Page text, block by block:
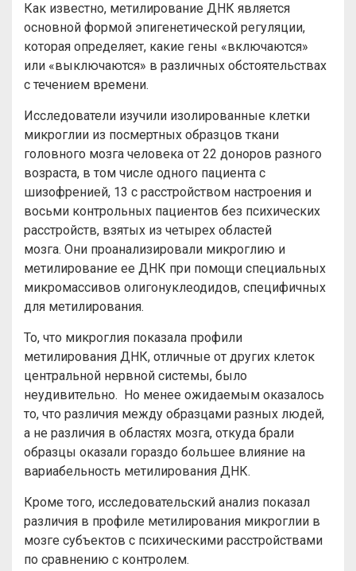
Как известно, метилирование ДНК является
основной формой эпигенетической регуляции,
которая определяет, какие гены «включаются»
или «выключаются» в различных обстоятельствах
с течением времени.
Исследователи изучили изолированные клетки
микроглии из посмертных образцов ткани
головного мозга человека от 22 доноров разного
возраста, в том числе одного пациента с
шизофренией, 13 с расстройством настроения и
восьми контрольных пациентов без психических
расстройств, взятых из четырех областей
мозга. Они проанализировали микроглию и
метилирование ее ДНК при помощи специальных
микромассивов олигонуклеодидов, специфичных
для метилирования.
То, что микроглия показала профили
метилирования ДНК, отличные от других клеток
центральной нервной системы, было
неудивительно. Но менее ожидаемым оказалось
то, что различия между образцами разных людей,
а не различия в областях мозга, откуда брали
образцы оказали гораздо большее влияние на
вариабельность метилирования ДНК.
Кроме того, исследовательский анализ показал
различия в профиле метилирования микроглии в
мозге субъектов с психическими расстройствами
по сравнению с контролем.